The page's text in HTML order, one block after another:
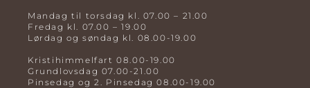
Mandag til torsdag kl. 07.00 – 21.00
Fredag kl. 07.00 – 19.00
Lørdag og søndag kl. 08.00-19.00
Kristihimmelfart 08.00-19.00
Grundlovsdag 07.00-21.00
Pinsedag og 2. Pinsedag 08.00-19.00